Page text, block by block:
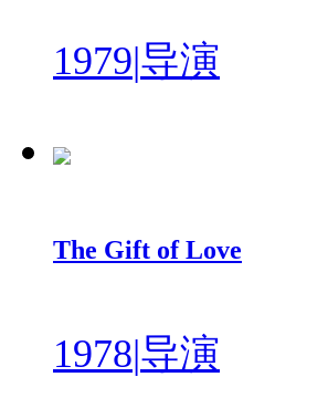
1979|导演
The Gift of Love
1978|导演